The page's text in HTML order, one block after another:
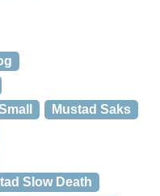
Mustad Saks
Slow Death